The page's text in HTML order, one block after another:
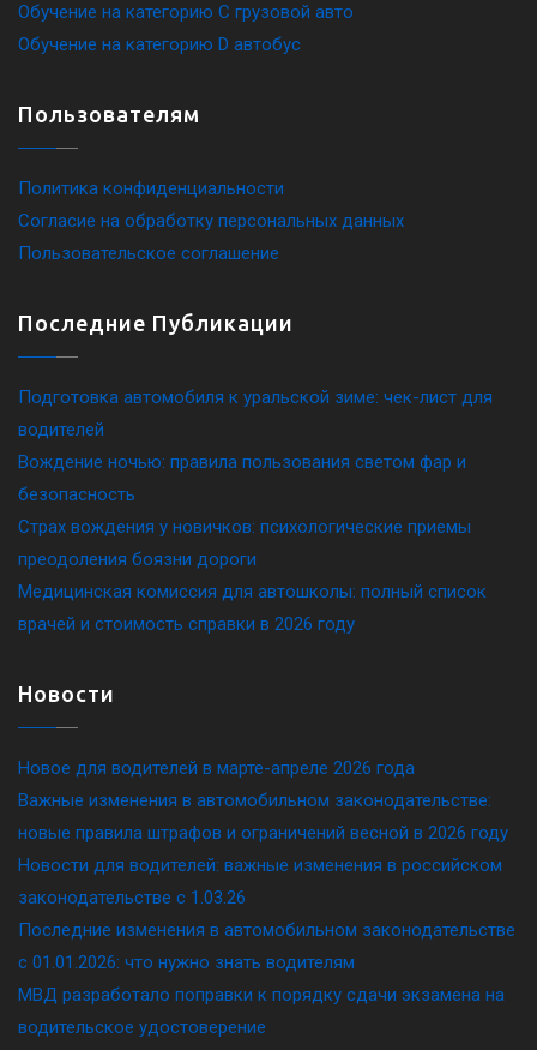
Обучение на категорию C грузовой авто
Обучение на категорию D автобус
Пользователям
Политика конфиденциальности
Согласие на обработку персональных данных
Пользовательское соглашение
Последние Публикации
Подготовка автомобиля к уральской зиме: чек-лист для
водителей
Вождение ночью: правила пользования светом фар и
безопасность
Страх вождения у новичков: психологические приемы
преодоления боязни дороги
Медицинская комиссия для автошколы: полный список
врачей и стоимость справки в 2026 году
Новости
Новое для водителей в марте-апреле 2026 года
Важные изменения в автомобильном законодательстве:
новые правила штрафов и ограничений весной в 2026 году
Новости для водителей: важные изменения в российском
законодательстве c 1.03.26
Последние изменения в автомобильном законодательстве
c 01.01.2026: что нужно знать водителям
МВД разработало поправки к порядку сдачи экзамена на
водительское удостоверение